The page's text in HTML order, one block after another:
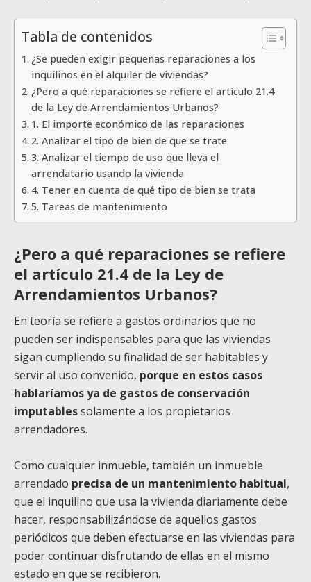
Tabla de contenidos
¿Se pueden exigir pequeñas reparaciones a los
inquilinos en el alquiler de viviendas?
¿Pero a qué reparaciones se refiere el artículo 21.4
de la Ley de Arrendamientos Urbanos?
1. El importe económico de las reparaciones
2. Analizar el tipo de bien de que se trate
3. Analizar el tiempo de uso que lleva el
arrendatario usando la vivienda
4. Tener en cuenta de qué tipo de bien se trata
5. Tareas de mantenimiento
¿Pero a qué reparaciones se refiere
el artículo 21.4 de la Ley de
Arrendamientos Urbanos?
En teoría se refiere a gastos ordinarios que no
pueden ser indispensables para que las viviendas
sigan cumpliendo su finalidad de ser habitables y
servir al uso convenido, porque en estos casos
hablaríamos ya de gastos de conservación
imputablessolamente a los propietarios
arrendadores.
Como cualquier inmueble, también un inmueble
arrendado precisa de un mantenimiento habitual,
que el inquilino que usa la vivienda diariamente debe
hacer, responsabilizándose de aquellos gastos
periódicos que deben efectuarse en las viviendas para
poder continuar disfrutando de ellas en el mismo
estado en que se recibieron.